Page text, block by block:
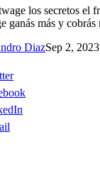
los secretos el
ganás más y
DiazSep 2, 2023